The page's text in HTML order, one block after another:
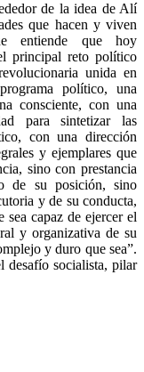
de la idea de Alí
que hacen y viven
entiende que hoy
principal reto político
unida en
político, una
consciente, con una
para sintetizar las
con una dirección
y ejemplares que
sino con prestancia
de su posición, sino
y de su conducta,
capaz de ejercer el
y organizativa de su
y duro que sea”.
desafío socialista, pilar